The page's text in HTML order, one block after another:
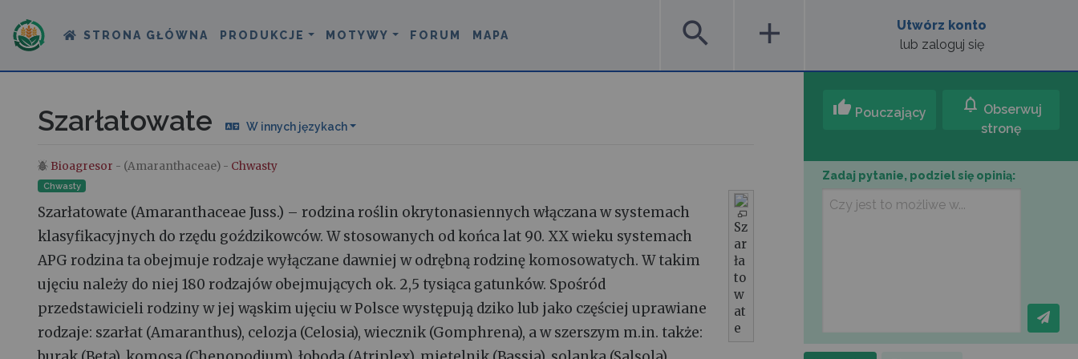
STRONA GŁÓWNA PRODUKCJE MOTYWY FORUM MAPA search add
Utwórz konto
lub zaloguj się
Szarłatowate W innych językach
Skocz do:nawigacja,szukaj
Bioagresor - (Amaranthaceae) - Chwasty
Sz
ar
ła
to
w
at
e
Chwasty
Szarłatowate (Amaranthaceae Juss.) – rodzina roślin okrytonasiennych włączana w systemach
klasyfikacyjnych do rzędu goździkowców. W stosowanych od końca lat 90. XX wieku systemach
APG rodzina ta obejmuje rodzaje wyłączane dawniej w odrębną rodzinę komosowatych. W takim
ujęciu należy do niej 180 rodzajów obejmujących ok. 2,5 tysiąca gatunków. Spośród
przedstawicieli rodziny w jej wąskim ujęciu w Polsce występują dziko lub jako częściej uprawiane
rodzaje: szarłat (Amaranthus), celozja (Celosia), wiecznik (Gomphrena), a w szerszym m.in. także:
thumb_up Pouczający notifications Obserwuj
stronę
Zadaj pytanie, podziel się opinią: